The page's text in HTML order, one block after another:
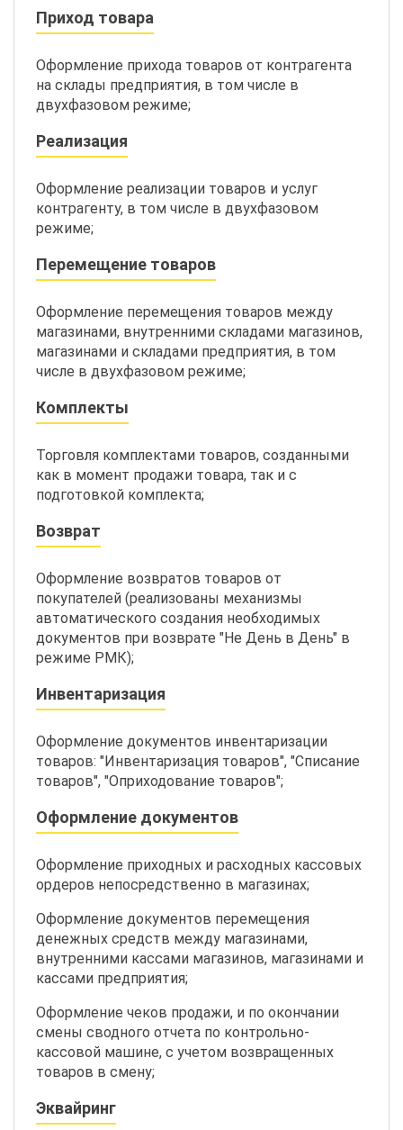
Приход товара
Оформление прихода товаров от контрагента
на склады предприятия, в том числе в
двухфазовом режиме;
Реализация
Оформление реализации товаров и услуг
контрагенту, в том числе в двухфазовом
режиме;
Перемещение товаров
Оформление перемещения товаров между
магазинами, внутренними складами магазинов,
магазинами и складами предприятия, в том
числе в двухфазовом режиме;
Комплекты
Торговля комплектами товаров, созданными
как в момент продажи товара, так и с
подготовкой комплекта;
Возврат
Оформление возвратов товаров от
покупателей (реализованы механизмы
автоматического создания необходимых
документов при возврате "Не День в День" в
режиме РМК);
Инвентаризация
Оформление документов инвентаризации
товаров: "Инвентаризация товаров", "Списание
товаров", "Оприходование товаров";
Оформление документов
Оформление приходных и расходных кассовых
ордеров непосредственно в магазинах;
Оформление документов перемещения
денежных средств между магазинами,
внутренними кассами магазинов, магазинами и
кассами предприятия;
Оформление чеков продажи, и по окончании
смены сводного отчета по контрольно-
кассовой машине, с учетом возвращенных
товаров в смену;
Эквайринг